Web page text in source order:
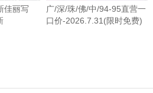
佳丽写
广/深/珠/佛/中/94-95直营一
口价-2026.7.31(限时免费)